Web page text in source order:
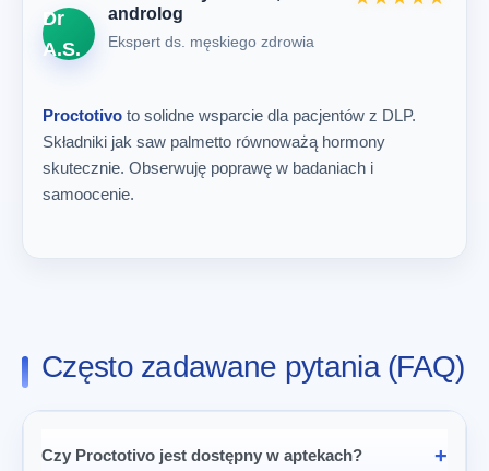
Dr
A.S.
androlog
Ekspert ds. męskiego zdrowia
Proctotivo to solidne wsparcie dla pacjentów z DLP.
Składniki jak saw palmetto równoważą hormony
skutecznie. Obserwuję poprawę w badaniach i
samoocenie.
Często zadawane pytania (FAQ)
Czy Proctotivo jest dostępny w aptekach?